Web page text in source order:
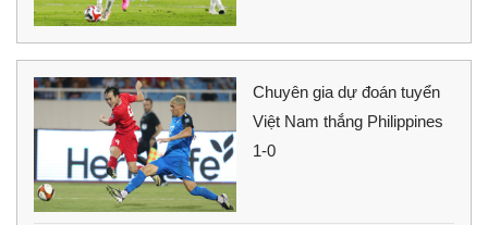
Chuyên gia dự đoán tuyển
Việt Nam thắng Philippines
1-0